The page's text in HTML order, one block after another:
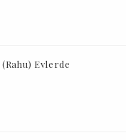
Evlerde